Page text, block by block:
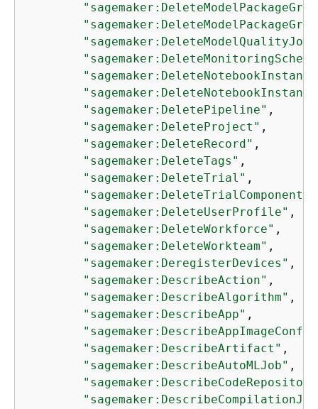
"sagemaker:DeletePipeline" ,
"sagemaker:DeleteProject" ,
"sagemaker:DeleteRecord" ,
"sagemaker:DeleteTags" ,
"sagemaker:DeleteTrial" ,
"sagemaker:DeleteTrialComponent"
"sagemaker:DeleteUserProfile" ,
"sagemaker:DeleteWorkforce" ,
"sagemaker:DeleteWorkteam" ,
"sagemaker:DeregisterDevices" ,
"sagemaker:DescribeAction" ,
"sagemaker:DescribeAlgorithm" ,
"sagemaker:DescribeApp" ,
"sagemaker:DescribeArtifact" ,
"sagemaker:DescribeAutoMLJob" ,